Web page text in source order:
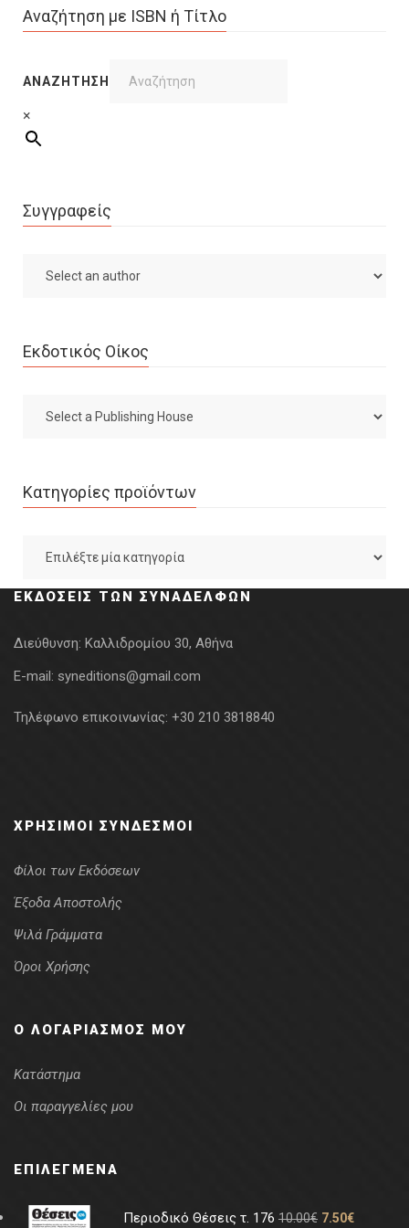
Αναζήτηση με ISBN ή Τίτλο
ΑΝΑΖΉΤΗΣΗ
×
Συγγραφείς
Εκδοτικός Οίκος
Κατηγορίες προϊόντων
ΕΚΔΌΣΕΙΣ ΤΩΝ ΣΥΝΑΔΈΛΦΩΝ
Διεύθυνση: Καλλιδρομίου 30, Αθήνα
E-mail: syneditions@gmail.com
Τηλέφωνο επικοινωνίας: +30 210 3818840
ΧΡΉΣΙΜΟΙ ΣΎΝΔΕΣΜΟΙ
Φίλοι των Εκδόσεων
Έξοδα Αποστολής
Ψιλά Γράμματα
Όροι Χρήσης
Ο ΛΟΓΑΡΙΑΣΜΌΣ ΜΟΥ
Κατάστημα
Οι παραγγελίες μου
ΕΠΙΛΕΓΜΈΝΑ
Περιοδικό Θέσεις τ. 176 10.00€ 7.50€